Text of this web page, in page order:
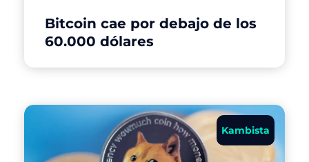
Bitcoin cae por debajo de los
60.000 dólares
Kambista